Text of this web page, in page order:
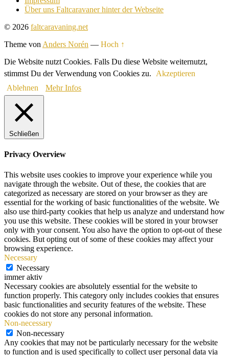
Über uns Faltcaravaner hinter der Webseite
© 2026 faltcaravaning.net
Theme von Anders Norén — Hoch ↑
Die Website nutzt Cookies. Falls Du diese Website weiternutzt,
stimmst Du der Verwendung von Cookies zu.
Akzeptieren
Ablehnen
Mehr Infos
Schließen
Privacy Overview
This website uses cookies to improve your experience while you
navigate through the website. Out of these, the cookies that are
categorized as necessary are stored on your browser as they are
essential for the working of basic functionalities of the website. We
also use third-party cookies that help us analyze and understand how
you use this website. These cookies will be stored in your browser
only with your consent. You also have the option to opt-out of these
cookies. But opting out of some of these cookies may affect your
browsing experience.
Necessary
Necessary
immer aktiv
Necessary cookies are absolutely essential for the website to
function properly. This category only includes cookies that ensures
basic functionalities and security features of the website. These
cookies do not store any personal information.
Non-necessary
Non-necessary
Any cookies that may not be particularly necessary for the website
to function and is used specifically to collect user personal data via